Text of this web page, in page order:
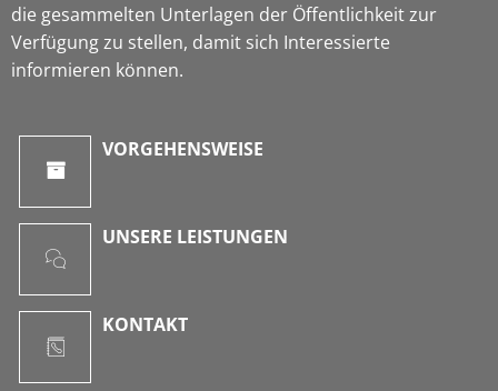
die gesammelten Unterlagen der Öffentlichkeit zur
Verfügung zu stellen, damit sich Interessierte
informieren können.
VORGEHENSWEISE
UNSERE LEISTUNGEN
KONTAKT